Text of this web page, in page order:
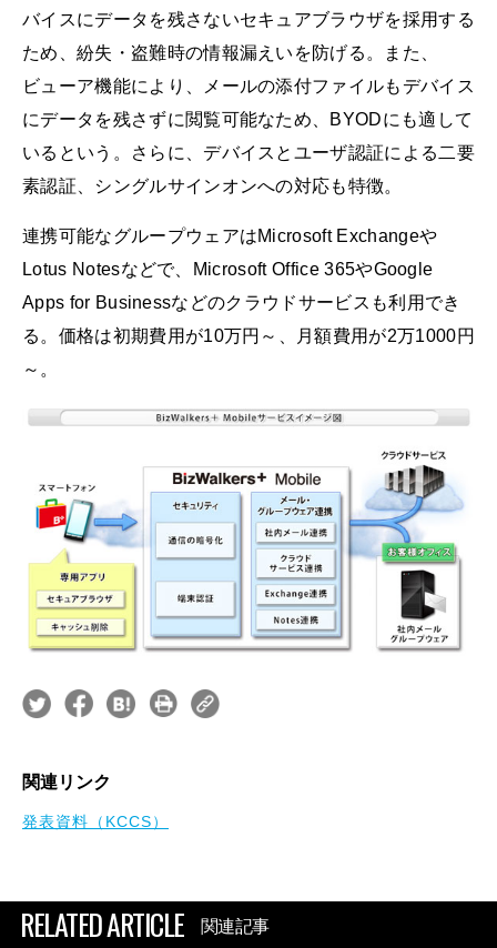
バイスにデータを残さないセキュアブラウザを採用する
ため、紛失・盗難時の情報漏えいを防げる。また、
ビューア機能により、メールの添付ファイルもデバイス
にデータを残さずに閲覧可能なため、BYODにも適して
いるという。さらに、デバイスとユーザ認証による二要
素認証、シングルサインオンへの対応も特徴。
連携可能なグループウェアはMicrosoft Exchangeや
Lotus Notesなどで、Microsoft Office 365やGoogle
Apps for Businessなどのクラウドサービスも利用でき
る。価格は初期費用が10万円～、月額費用が2万1000円
～。
関連リンク
発表資料（KCCS）
RELATED ARTICLE 関連記事